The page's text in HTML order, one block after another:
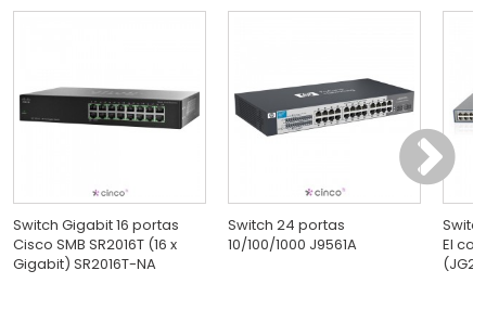
Switch Gigabit 16 portas
Cisco SMB SR2016T (16 x
Gigabit) SR2016T-NA
Switch 24 portas
10/100/1000 J9561A
EI